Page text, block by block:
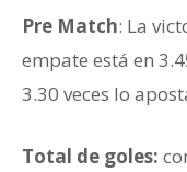
Pre Match: La
empate está en
3.30 veces lo
Total de goles: